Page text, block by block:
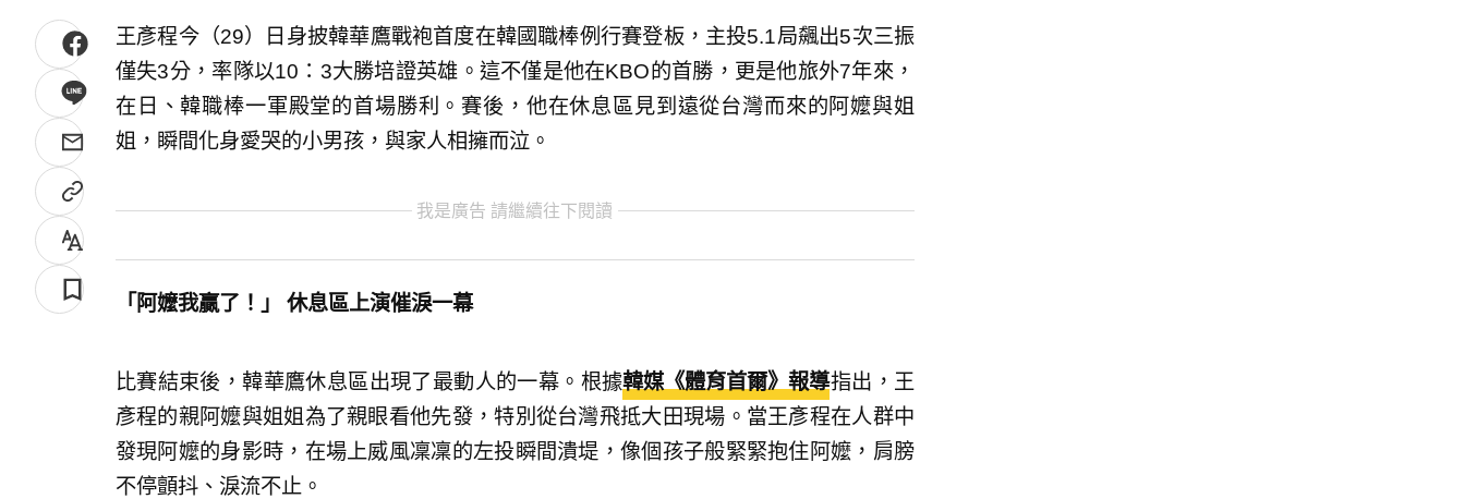
王彥程今（29）日身披韓華鷹戰袍首度在韓國職棒例行賽登板，主投5.1局飆出5次三振
僅失3分，率隊以10：3大勝培證英雄。這不僅是他在KBO的首勝，更是他旅外7年來，
在日、韓職棒一軍殿堂的首場勝利。賽後，他在休息區見到遠從台灣而來的阿嬤與姐
姐，瞬間化身愛哭的小男孩，與家人相擁而泣。
我是廣告 請繼續往下閱讀
「阿嬤我贏了！」 休息區上演催淚一幕
比賽結束後，韓華鷹休息區出現了最動人的一幕。根據韓媒《體育首爾》報導指出，王
彥程的親阿嬤與姐姐為了親眼看他先發，特別從台灣飛抵大田現場。當王彥程在人群中
發現阿嬤的身影時，在場上威風凜凜的左投瞬間潰堤，像個孩子般緊緊抱住阿嬤，肩膀
不停顫抖、淚流不止。